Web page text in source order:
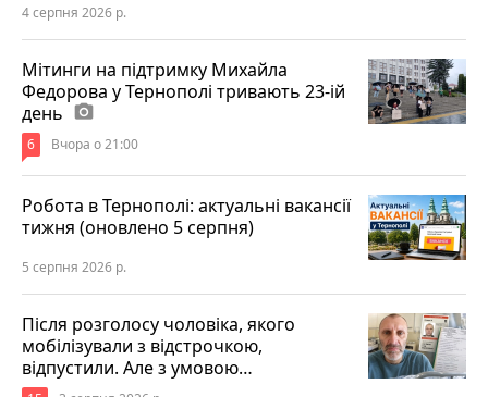
4 серпня 2026 р.
Мітинги на підтримку Михайла
Федорова у Тернополі тривають 23-ій
день photo_camera
6 Вчора о 21:00
Робота в Тернополі: актуальні вакансії
тижня (оновлено 5 серпня)
5 серпня 2026 р.
Після розголосу чоловіка, якого
мобілізували з відстрочкою,
відпустили. Але з умовою…